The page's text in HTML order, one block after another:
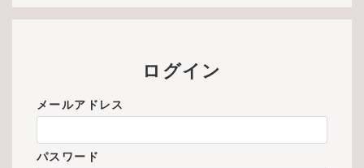
ログイン
メールアドレス
パスワード